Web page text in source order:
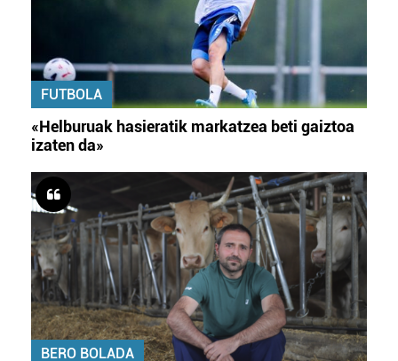
FUTBOLA
«Helburuak hasieratik markatzea beti gaiztoa
izaten da»
BERO BOLADA